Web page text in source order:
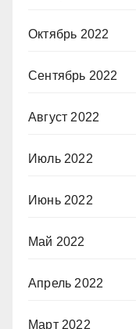
Октябрь 2022
Сентябрь 2022
Август 2022
Июль 2022
Июнь 2022
Май 2022
Апрель 2022
Март 2022